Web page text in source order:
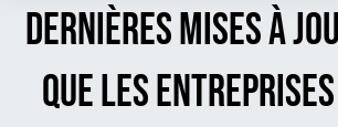
Dernières Mises à
Que Les